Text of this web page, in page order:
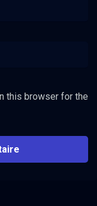
this browser for the